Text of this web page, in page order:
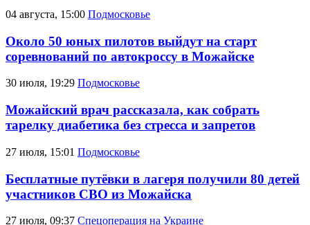
04 августа, 15:00 Подмосковье
Около 50 юных пилотов выйдут на старт
соревнований по автокроссу в Можайске
30 июля, 19:29 Подмосковье
Можайский врач рассказала, как собрать
тарелку диабетика без стресса и запретов
27 июля, 15:01 Подмосковье
Бесплатные путёвки в лагеря получили 80 детей
участников СВО из Можайска
27 июля, 09:37 Спецоперация на Украине